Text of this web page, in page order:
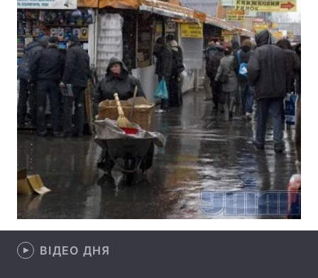
Спорт Наука
Техно і зв'язок Лайт
Зброя Інциденти
Здоров'я Туризм
Цікавинки Погода
Екологія Регіони
Лонгріди
Відео з Youtube
ВІДЕО ДНЯ